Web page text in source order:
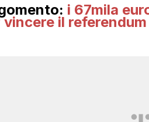
i 67mila
il referendum